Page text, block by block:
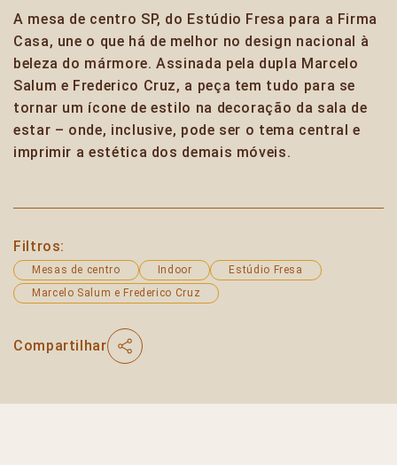
A mesa de centro SP, do Estúdio Fresa para a Firma
Casa, une o que há de melhor no design nacional à
beleza do mármore. Assinada pela dupla Marcelo
Salum e Frederico Cruz, a peça tem tudo para se
tornar um ícone de estilo na decoração da sala de
estar – onde, inclusive, pode ser o tema central e
imprimir a estética dos demais móveis.
Filtros:
Mesas de centro Indoor
Estúdio Fresa
Marcelo Salum e Frederico Cruz
Compartilhar